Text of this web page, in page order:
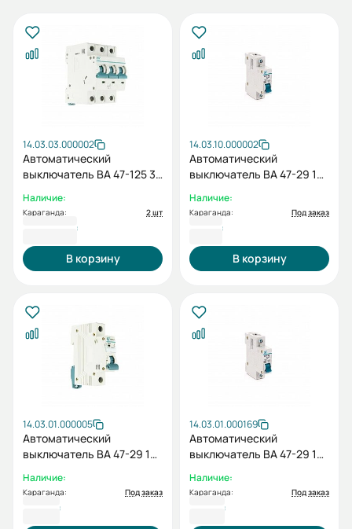
14.03.03.000002
Автоматический
выключатель ВА 47-125 3P
Наличие:
Караганда: 2 шт
В корзину
14.03.10.000002
Автоматический
выключатель ВА 47-29 1P
Наличие:
Караганда: Под заказ
В корзину
14.03.01.000005
Автоматический
выключатель ВА 47-29 1P
Наличие:
Караганда: Под заказ
14.03.01.000169
Автоматический
выключатель ВА 47-29 1P
Наличие:
Караганда: Под заказ